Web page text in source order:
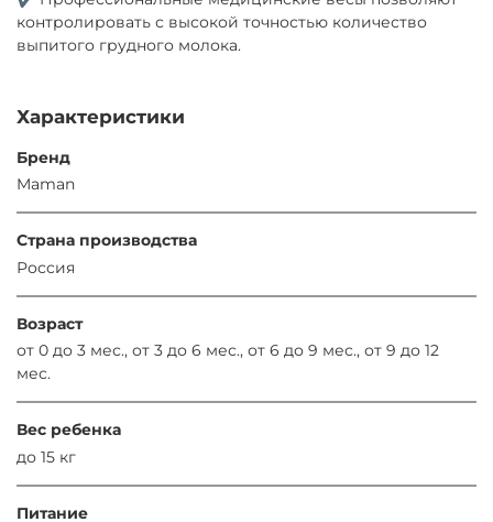
контролировать с высокой точностью количество
выпитого грудного молока.
Характеристики
Бренд
Maman
Страна производства
Россия
Возраст
от 0 до 3 мес., от 3 до 6 мес., от 6 до 9 мес., от 9 до 12
мес.
Вес ребенка
до 15 кг
Питание